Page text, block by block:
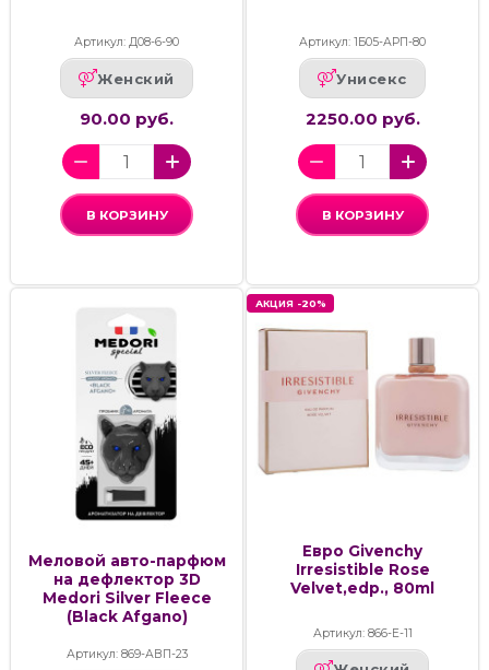
Артикул: Д08-6-90
Женский
90.00 руб.
В КОРЗИНУ
Артикул: 1Б05-АРП-80
Унисекс
2250.00 руб.
В КОРЗИНУ
Меловой авто-парфюм
на дефлектор 3D
Medori Silver Fleece
(Black Afgano)
Артикул: 869-АВП-23
АКЦИЯ -20%
Евро Givenchy
Irresistible Rose
Velvet,edp., 80ml
Артикул: 866-Е-11